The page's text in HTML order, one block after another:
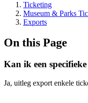
Ticketing
Museum & Parks
Exports
On this Page
Kan ik een
Ja, uitleg export enkele